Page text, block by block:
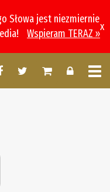
Słowa jest niezmiernie
Wspieram TERAZ »
x